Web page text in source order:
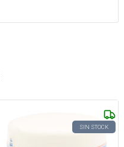
SIN STOCK